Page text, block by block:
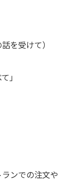
を受けて）
」
ンでの注文や